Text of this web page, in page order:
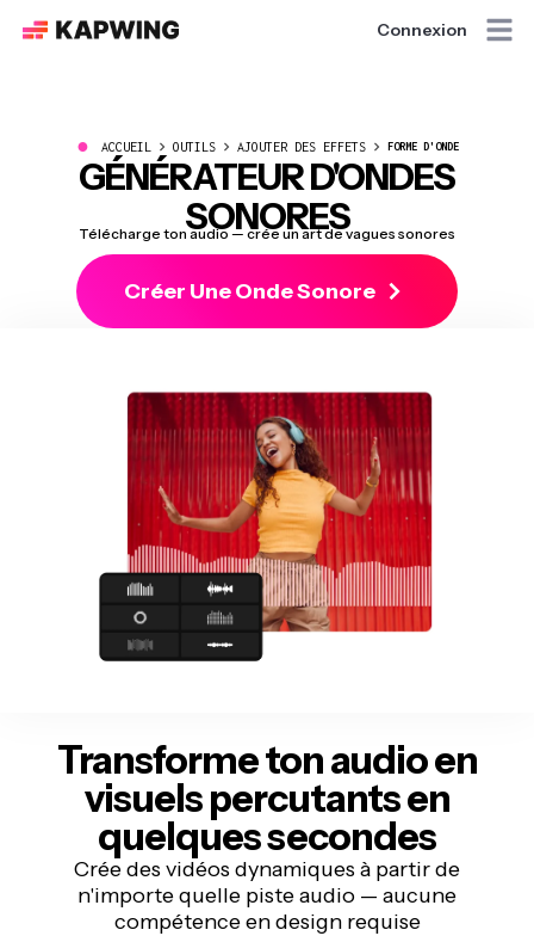
Connexion
● ACCUEIL OUTILS AJOUTER DES EFFETS FORME D'ONDE
GÉNÉRATEUR D'ONDES
SONORES
Télécharge ton audio — crée un art de vagues sonores
Créer Une Onde Sonore
Transforme ton audio en
visuels percutantsen
quelques secondes
Crée des vidéos dynamiques à partir de
n'importe quelle piste audio — aucune
compétence en design requise